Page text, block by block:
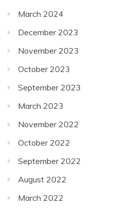
March 2024
December 2023
November 2023
October 2023
September 2023
March 2023
November 2022
October 2022
September 2022
August 2022
March 2022